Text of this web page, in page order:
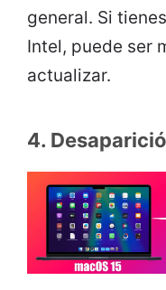
general. Si
Intel, puede ser
actualizar.
4.